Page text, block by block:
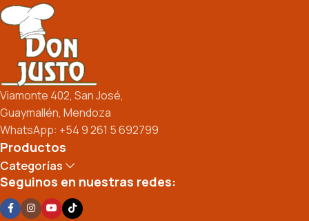
Viamonte 402, San José,
Guaymallén, Mendoza
WhatsApp: +54 9 261 5 692799
Productos
Categorías
Seguinos en nuestras redes: